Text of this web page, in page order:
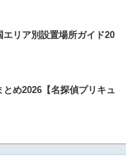
リア別設置場所ガイド20
め2026【名探偵プリキュ